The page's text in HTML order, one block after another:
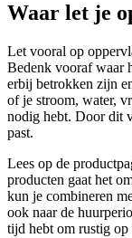
Waar let je
Let vooral op
Bedenk vooraf waar
erbij betrokken zijn
of je stroom, water,
nodig hebt. Door dit
past.
Lees op de
producten gaat het
kun je combineren
ook naar de
tijd hebt om rustig op